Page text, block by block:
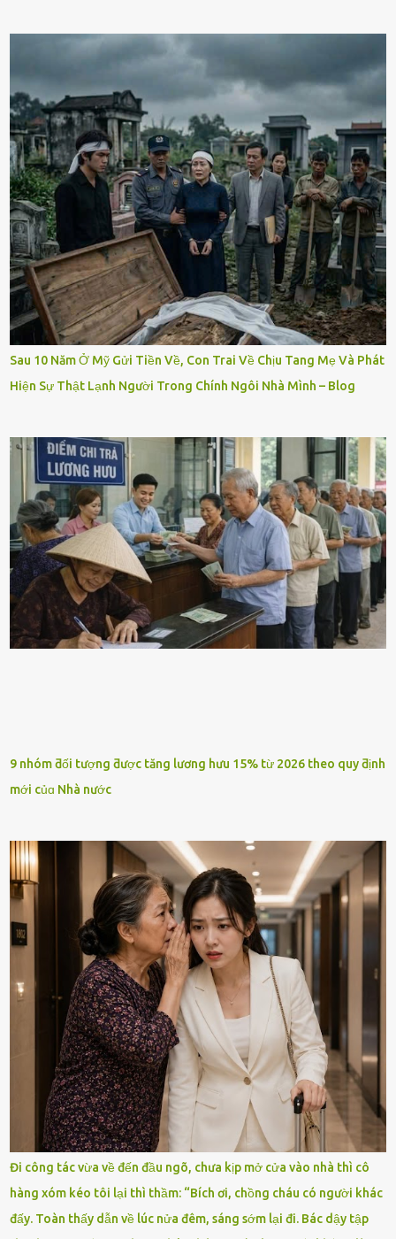
Sau 10 Năm Ở Mỹ Gửi Tiền Về, Con Trai Về Chịu Tang Mẹ Và Phát
Hiện Sự Thật Lạnh Người Trong Chính Ngôi Nhà Mình – Blog
9 nhóm ƌối tượng ƌược tăng lương hưu 15% từ 2026 theo quy ƌịnh
mới củɑ Nhà nước
Đi công tác vừa về đến đầu ngõ, chưa kịp mở cửa vào nhà thì cô
hàng xóm kéo tôi lại thì thầm: “Bích ơi, chồng cháu có người khác
đấy. Toàn thấy dẫn về lúc nửa đêm, sáng sớm lại đi. Bác dậy tập